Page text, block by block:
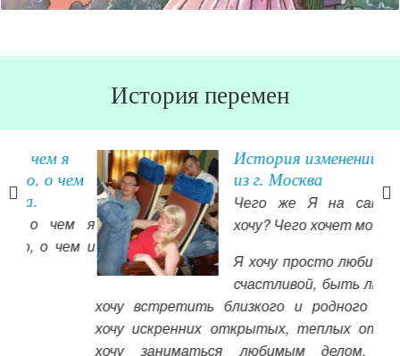
История перемен
История изменений Марии
из г. Москва
Чего же Я на самом деле
хочу? Чего хочет моя Душа?
Я хочу просто любить, быть,
счастливой, быть любимой, я
хочу встретить близкого и родного человека,
хочу искренних открытых, теплых отношений,
хочу заниматься любимым делом, которое